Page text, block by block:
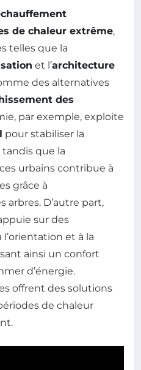
de chaleur extrême,
telles que la
et l’architecture
des alternatives
des
par exemple, exploite
pour stabiliser la
que la
urbains contribue à
grâce à
arbres. D’autre part,
sur des
et à la
ainsi un confort
d’énergie.
offrent des solutions
de chaleur